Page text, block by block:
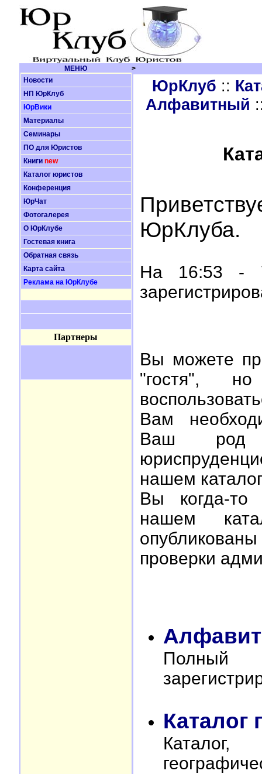
МЕНЮ
>
Новости
НП ЮрКлуб
ЮрВики
Материалы
Семинары
ПО для Юристов
Книги new
Каталог юристов
Конференция
ЮрЧат
Фотогалерея
О ЮрКлубе
Гостевая книга
Обратная связь
Карта сайта
Реклама на ЮрКлубе
Партнеры
ЮрКлуб ::
Алфавитный
ЮрКлуба.
На 16:53 -
Вы можете
"гостя",
Вам
Ваш род
нашем
Вы когда-то
нашем
проверки
Каталог